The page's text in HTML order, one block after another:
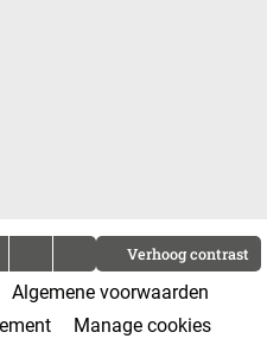
Verhoog contrast
Algemene voorwaarden
Manage cookies